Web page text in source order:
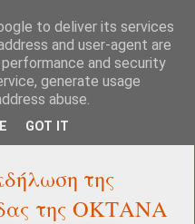
της
της ΟΚΤΑΝΑ
to deliver its services
and user-agent are
and security
generate usage
abuse.
GOT IT